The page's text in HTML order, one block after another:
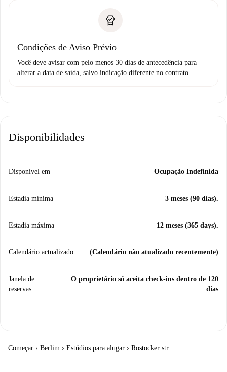
Condições de Aviso Prévio
Você deve avisar com pelo menos 30 dias de antecedência para
alterar a data de saída, salvo indicação diferente no contrato.
Disponibilidades
Disponível em Ocupação Indefinida
Estadia mínima 3 meses (90 dias).
Estadia máxima 12 meses (365 days).
Calendário actualizado (Calendário não atualizado recentemente)
Janela de
reservas
O proprietário só aceita check-ins dentro de 120
dias
Começar › Berlim › Estúdios para alugar › Rostocker str.